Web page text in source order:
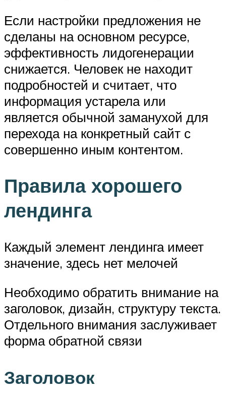
Если настройки предложения не
сделаны на основном ресурсе,
эффективность лидогенерации
снижается. Человек не находит
подробностей и считает, что
информация устарела или
является обычной заманухой для
перехода на конкретный сайт с
совершенно иным контентом.
Правила хорошего
лендинга
Каждый элемент лендинга имеет
значение, здесь нет мелочей
Необходимо обратить внимание на
заголовок, дизайн, структуру текста.
Отдельного внимания заслуживает
форма обратной связи
Заголовок